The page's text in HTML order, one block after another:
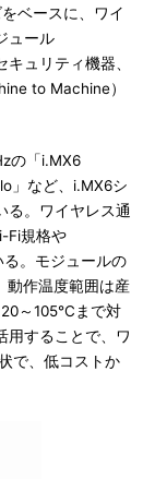
ベースに、ワイ
ュール
ュリティ機器、
to Machine）
の「i.MX6
」など、i.MX6シ
る。ワイヤレス通
Fi規格や
。モジュールの
動作温度範囲は産
～105℃まで対
用することで、ワ
で、低コストか